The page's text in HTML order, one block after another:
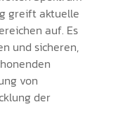
greift aktuelle
auf. Es
und sicheren,
von
der